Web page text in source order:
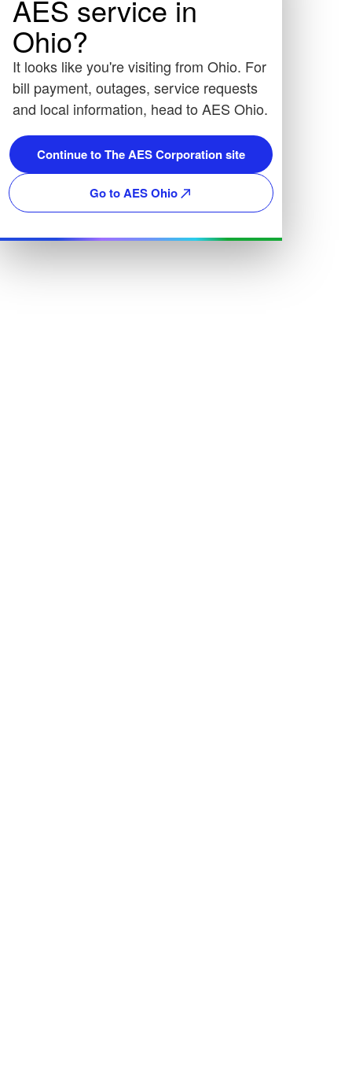
AES service in
Ohio?
It looks like you're visiting from Ohio. For
bill payment, outages, service requests
and local information, head to AES Ohio.
Continue to The AES Corporation site
Go to AES Ohio